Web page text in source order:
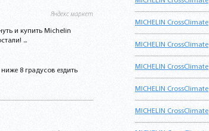
Яндекс маркет
и купить Michelin
...
8 градусов ездить
MICHELIN CrossClimate
MICHELIN CrossClimate
MICHELIN CrossClimate
MICHELIN CrossClimate
MICHELIN CrossClimate